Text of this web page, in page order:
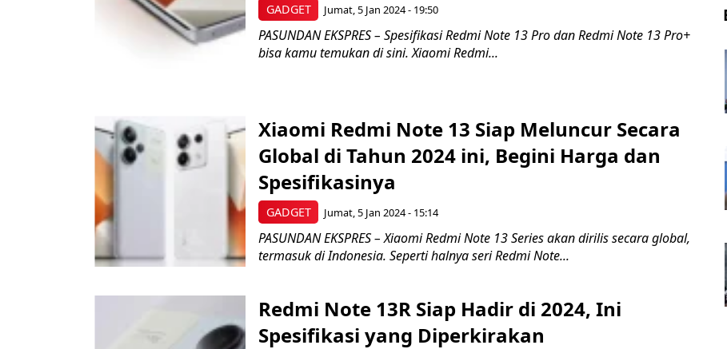
GADGET Jumat, 5 Jan 2024 - 19:50
PASUNDAN EKSPRES – Spesifikasi Redmi Note 13 Pro dan Redmi Note 13 Pro+
bisa kamu temukan di sini. Xiaomi Redmi...
GADGET
Xiaomi Redmi Note 13 Siap Meluncur Secara
Global di Tahun 2024 ini, Begini Harga dan
Spesifikasinya
Jumat, 5 Jan 2024 - 15:14
PASUNDAN EKSPRES – Xiaomi Redmi Note 13 Series akan dirilis secara global,
termasuk di Indonesia. Seperti halnya seri Redmi Note...
Redmi Note 13R Siap Hadir di 2024, Ini
Spesifikasi yang Diperkirakan